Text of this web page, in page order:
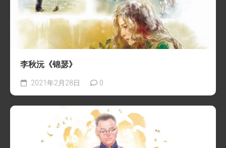
李秋沅《锦瑟》
2021年2月28日 0